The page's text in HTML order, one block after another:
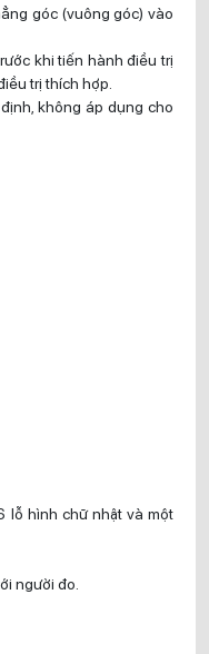
góc (vuông góc) vào
khi tiến hành điều trị
trị thích hợp.
không áp dụng cho
lỗ hình chữ nhật và một
người đo.